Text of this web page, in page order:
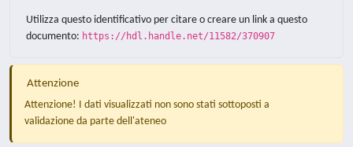
Utilizza questo identificativo per citare o creare un link a questo
documento: https://hdl.handle.net/11582/370907
Attenzione
Attenzione! I dati visualizzati non sono stati sottoposti a
validazione da parte dell'ateneo